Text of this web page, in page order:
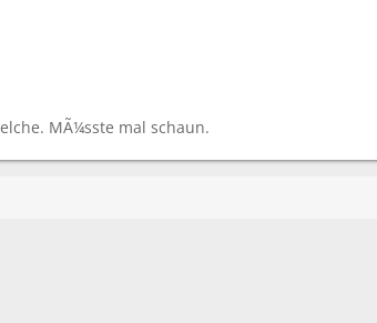
MÃ¼sste mal schaun.